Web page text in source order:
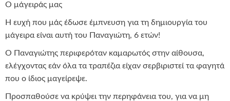
Ο μάγειράς μας
Η ευχή που μάς έδωσε έμπνευση για τη δημιουργία του
μάγειρα είναι αυτή του Παναγιώτη, 6 ετών!
Ο Παναγιώτης περιφερόταν καμαρωτός στην αίθουσα,
ελέγχοντας εάν όλα τα τραπέζια είχαν σερβιριστεί τα φαγητά
που ο ίδιος μαγείρεψε.
Προσπαθούσε να κρύψει την περηφάνεια του, για να μη